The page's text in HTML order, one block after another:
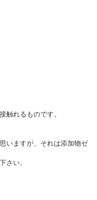
れるものです。
いますが、それは添加物ゼ
さい。